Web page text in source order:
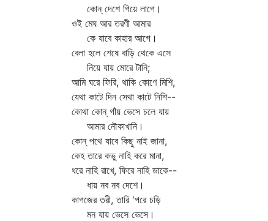
কোন্‌ দেশে গিয়ে লাগে।
ওই মেঘ আর তরণী আমার
কে যাবে কাহার আগে।
বেলা হলে শেষে বাড়ি থেকে এসে
নিয়ে যায় মোরে টানি;
আমি ঘরে ফিরি, থাকি কোণে মিশি,
যেথা কাটে দিন সেথা কাটে নিশি--
কোথা কোন্‌ গাঁয় ভেসে চলে যায়
আমার নৌকাখানি।
কোন্‌ পথে যাবে কিছু নাই জানা,
কেহ তারে কভু নাহি করে মানা,
ধরে নাহি রাখে, ফিরে নাহি ডাকে--
ধায় নব নব দেশে।
কাগজের তরী, তারি 'পরে চড়ি
মন যায় ভেসে ভেসে।